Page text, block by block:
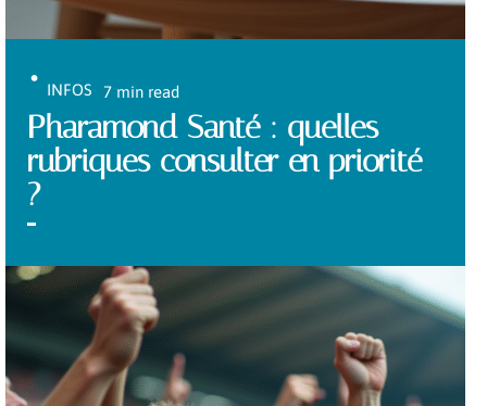
INFOS 7 min read
Pharamond Santé : quelles
rubriques consulter en priorité
?